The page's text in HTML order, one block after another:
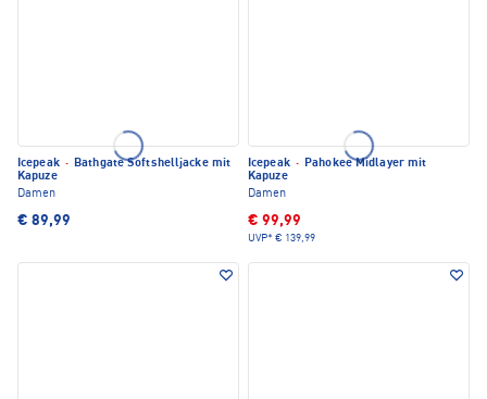
Icepeak · Bathgate Softshelljacke mit
Kapuze
Damen
€ 89,99
Icepeak · Pahokee Midlayer mit
Kapuze
Damen
€ 99,99
UVP* € 139,99